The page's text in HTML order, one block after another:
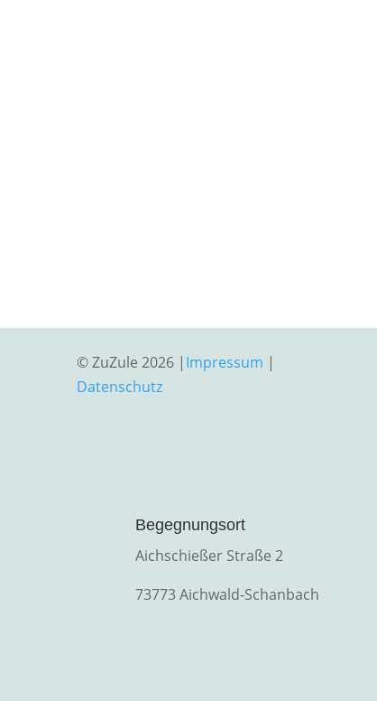
© ZuZule 2026 | Impressum |
Datenschutz
Begegnungsort
Aichschießer Straße 2
73773 Aichwald-Schanbach